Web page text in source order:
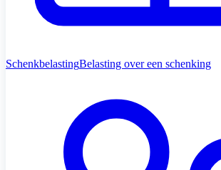
SchenkbelastingBelasting over een schenking